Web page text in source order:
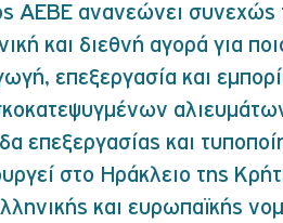
ΑΕΒΕ ανανεώνει συνεχώς
και διεθνή αγορά για
επεξεργασία και
επεξεργασίας και
στο Ηράκλειο της
και ευρωπαϊκής